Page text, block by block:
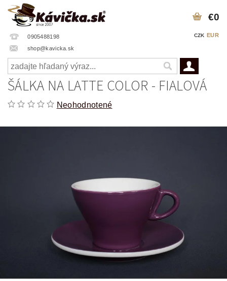
0905488198
shop@kavicka.sk
CZK EUR
€0
ŠÁLKA NA LATTE COLOR - FIALOVÁ
Neohodnotené